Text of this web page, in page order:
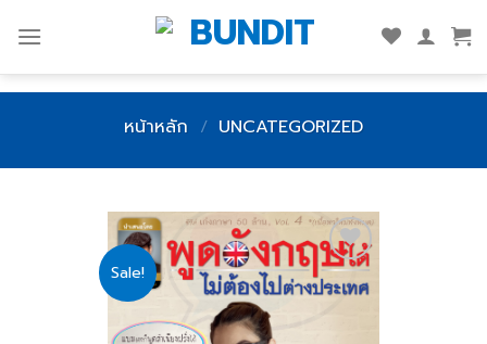
content
หน้าหลัก / UNCATEGORIZED
Sale!
Add
to